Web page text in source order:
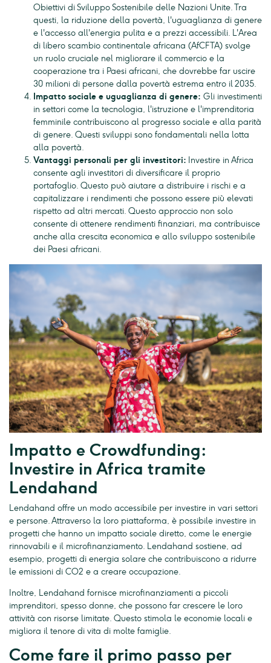
Obiettivi di Sviluppo Sostenibile delle Nazioni Unite. Tra
questi, la riduzione della povertà, l'uguaglianza di genere
e l'accesso all'energia pulita e a prezzi accessibili. L'Area
di libero scambio continentale africana (AfCFTA) svolge
un ruolo cruciale nel migliorare il commercio e la
cooperazione tra i Paesi africani, che dovrebbe far uscire
30 milioni di persone dalla povertà estrema entro il 2035.
Impatto sociale e uguaglianza di genere: Gli investimenti
in settori come la tecnologia, l'istruzione e l'imprenditoria
femminile contribuiscono al progresso sociale e alla parità
di genere. Questi sviluppi sono fondamentali nella lotta
alla povertà.
Vantaggi personali per gli investitori: Investire in Africa
consente agli investitori di diversificare il proprio
portafoglio. Questo può aiutare a distribuire i rischi e a
capitalizzare i rendimenti che possono essere più elevati
rispetto ad altri mercati. Questo approccio non solo
consente di ottenere rendimenti finanziari, ma contribuisce
anche alla crescita economica e allo sviluppo sostenibile
dei Paesi africani.
Impatto e Crowdfunding:
Investire in Africa tramite
Lendahand
Lendahand offre un modo accessibile per investire in vari settori
e persone. Attraverso la loro piattaforma, è possibile investire in
progetti che hanno un impatto sociale diretto, come le energie
rinnovabili e il microfinanziamento. Lendahand sostiene, ad
esempio, progetti di energia solare che contribuiscono a ridurre
le emissioni di CO2 e a creare occupazione.
Inoltre, Lendahand fornisce microfinanziamenti a piccoli
imprenditori, spesso donne, che possono far crescere le loro
attività con risorse limitate. Questo stimola le economie locali e
migliora il tenore di vita di molte famiglie.
Come fare il primo passo per